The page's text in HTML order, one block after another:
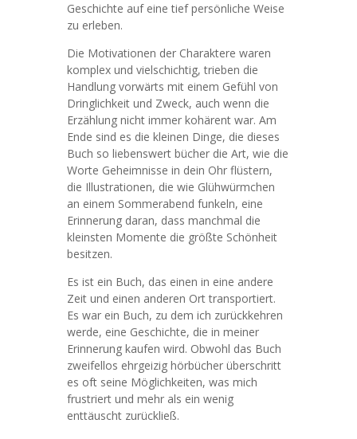
Geschichte auf eine tief persönliche Weise
zu erleben.
Die Motivationen der Charaktere waren
komplex und vielschichtig, trieben die
Handlung vorwärts mit einem Gefühl von
Dringlichkeit und Zweck, auch wenn die
Erzählung nicht immer kohärent war. Am
Ende sind es die kleinen Dinge, die dieses
Buch so liebenswert bücher die Art, wie die
Worte Geheimnisse in dein Ohr flüstern,
die Illustrationen, die wie Glühwürmchen
an einem Sommerabend funkeln, eine
Erinnerung daran, dass manchmal die
kleinsten Momente die größte Schönheit
besitzen.
Es ist ein Buch, das einen in eine andere
Zeit und einen anderen Ort transportiert.
Es war ein Buch, zu dem ich zurückkehren
werde, eine Geschichte, die in meiner
Erinnerung kaufen wird. Obwohl das Buch
zweifellos ehrgeizig hörbücher überschritt
es oft seine Möglichkeiten, was mich
frustriert und mehr als ein wenig
enttäuscht zurückließ.